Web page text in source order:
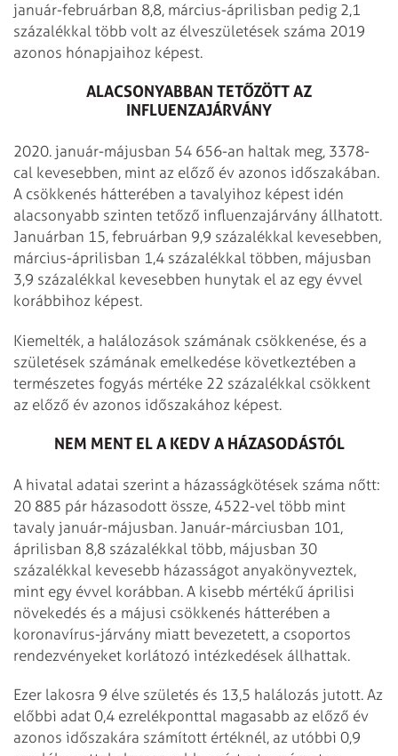
január-februárban 8,8, március-áprilisban pedig 2,1
százalékkal több volt az élveszületések száma 2019
azonos hónapjaihoz képest.
ALACSONYABBAN TETŐZÖTT AZ
INFLUENZAJÁRVÁNY
2020. január-májusban 54 656-an haltak meg, 3378-
cal kevesebben, mint az előző év azonos időszakában.
A csökkenés hátterében a tavalyihoz képest idén
alacsonyabb szinten tetőző influenzajárvány állhatott.
Januárban 15, februárban 9,9 százalékkal kevesebben,
március-áprilisban 1,4 százalékkal többen, májusban
3,9 százalékkal kevesebben hunytak el az egy évvel
korábbihoz képest.
Kiemelték, a halálozások számának csökkenése, és a
születések számának emelkedése következtében a
természetes fogyás mértéke 22 százalékkal csökkent
az előző év azonos időszakához képest.
NEM MENT EL A KEDV A HÁZASODÁSTÓL
A hivatal adatai szerint a házasságkötések száma nőtt:
20 885 pár házasodott össze, 4522-vel több mint
tavaly január-májusban. Január-márciusban 101,
áprilisban 8,8 százalékkal több, májusban 30
százalékkal kevesebb házasságot anyakönyveztek,
mint egy évvel korábban. A kisebb mértékű áprilisi
növekedés és a májusi csökkenés hátterében a
koronavírus-járvány miatt bevezetett, a csoportos
rendezvényeket korlátozó intézkedések állhattak.
Ezer lakosra 9 élve születés és 13,5 halálozás jutott. Az
előbbi adat 0,4 ezrelékponttal magasabb az előző év
azonos időszakára számított értéknél, az utóbbi 0,9